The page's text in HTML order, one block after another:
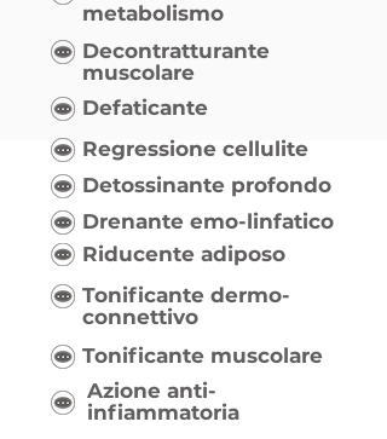
metabolismo
Decontratturante
muscolare
Defaticante
Regressione cellulite
Detossinante profondo
Drenante emo-linfatico
Riducente adiposo
Tonificante dermo-
connettivo
Tonificante muscolare
Azione anti-
infiammatoria